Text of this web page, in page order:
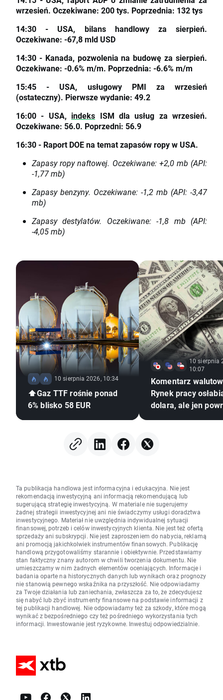
wrzesień. Oczekiwane: 200 tys. Poprzednia: 132 tys
14:30 - USA, bilans handlowy za sierpień.
Oczekiwane: -67,8 mld USD
14:30 - Kanada, pozwolenia na budowę za sierpień.
Oczekiwane: -0.6% m/m. Poprzednia: -6.6% m/m
15:45 - USA, usługowy PMI za wrzesień
(ostateczny). Pierwsze wydanie: 49.2
16:00 - USA, indeks ISM dla usług za wrzesień.
Oczekiwane: 56.0. Poprzedni: 56.9
16:30 - Raport DOE na temat zapasów ropy w USA.
Zapasy ropy naftowej. Oczekiwane: +2,0 mb (API:
-1,77 mb)
Zapasy benzyny. Oczekiwane: -1,2 mb (API: -3,47
mb)
Zapasy destylatów. Oczekiwane: -1,8 mb (API:
-4,05 mb)
10 sierpnia 2026, 10:34
⬆️Gaz TTF rośnie ponad
6% blisko 58 EUR
10 sierpnia
10:07
Komentarz
Rynek pracy
dolara, ale jen
Ta publikacja handlowa jest informacyjna i edukacyjna. Nie jest
rekomendacją inwestycyjną ani informacją rekomendującą lub
sugerującą strategię inwestycyjną. W materiale nie sugerujemy
żadnej strategii inwestycyjnej ani nie świadczymy usługi doradztwa
inwestycyjnego. Materiał nie uwzględnia indywidualnej sytuacji
finansowej, potrzeb i celów inwestycyjnych klienta. Nie jest też ofertą
sprzedaży ani subskrypcji. Nie jest zaproszeniem do nabycia, reklamą
ani promocją jakichkolwiek instrumentów finansowych. Publikację
handlową przygotowaliśmy starannie i obiektywnie. Przedstawiamy
stan faktyczny znany autorom w chwili tworzenia dokumentu. Nie
umieszczamy w nim żadnych elementów oceniających. Informacje i
badania oparte na historycznych danych lub wynikach oraz prognozy
nie stanowią pewnego wskaźnika na przyszłość. Nie odpowiadamy
za Twoje działania lub zaniechania, zwłaszcza za to, że zdecydujesz
się nabyć lub zbyć instrumenty finansowe na podstawie informacji z
tej publikacji handlowej. Nie odpowiadamy też za szkody, które mogą
wynikać z bezpośredniego czy też pośredniego wykorzystania tych
informacji. Inwestowanie jest ryzykowne. Inwestuj odpowiedzialnie.